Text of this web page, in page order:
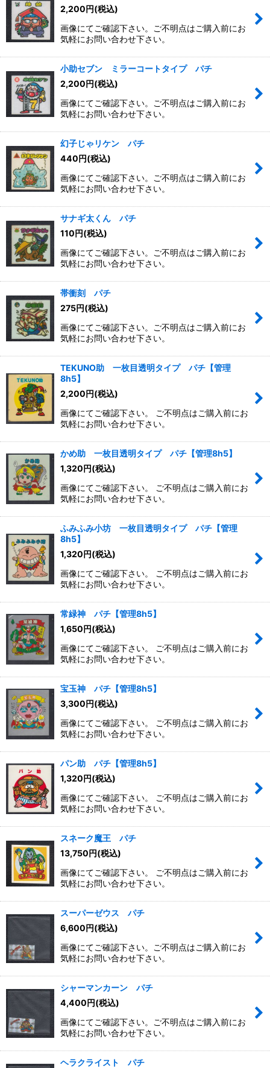
2,200円(税込)
画像にてご確認下さい。ご不明点はご購入前にお
気軽にお問い合わせ下さい。
小助セブン ミラーコートタイプ パチ
2,200円(税込)
画像にてご確認下さい。ご不明点はご購入前にお
気軽にお問い合わせ下さい。
幻子じゃリケン パチ
440円(税込)
画像にてご確認下さい。ご不明点はご購入前にお
気軽にお問い合わせ下さい。
サナギ太くん パチ
110円(税込)
画像にてご確認下さい。ご不明点はご購入前にお
気軽にお問い合わせ下さい。
帯衝刻 パチ
275円(税込)
画像にてご確認下さい。ご不明点はご購入前にお
気軽にお問い合わせ下さい。
TEKUNO助 一枚目透明タイプ パチ【管理
8h5】
2,200円(税込)
画像にてご確認下さい。 ご不明点はご購入前にお
気軽にお問い合わせ下さい。
かめ助 一枚目透明タイプ パチ【管理8h5】
1,320円(税込)
画像にてご確認下さい。 ご不明点はご購入前にお
気軽にお問い合わせ下さい。
ふみふみ小坊 一枚目透明タイプ パチ【管理
8h5】
1,320円(税込)
画像にてご確認下さい。 ご不明点はご購入前にお
気軽にお問い合わせ下さい。
常緑神 パチ【管理8h5】
1,650円(税込)
画像にてご確認下さい。 ご不明点はご購入前にお
気軽にお問い合わせ下さい。
宝玉神 パチ【管理8h5】
3,300円(税込)
画像にてご確認下さい。 ご不明点はご購入前にお
気軽にお問い合わせ下さい。
パン助 パチ【管理8h5】
1,320円(税込)
画像にてご確認下さい。 ご不明点はご購入前にお
気軽にお問い合わせ下さい。
スネーク魔王 パチ
13,750円(税込)
画像にてご確認下さい。 ご不明点はご購入前にお
気軽にお問い合わせ下さい。
スーパーゼウス パチ
6,600円(税込)
画像にてご確認下さい。ご不明点はご購入前にお
気軽にお問い合わせ下さい。
シャーマンカーン パチ
4,400円(税込)
画像にてご確認下さい。ご不明点はご購入前にお
気軽にお問い合わせ下さい。
ヘラクライスト パチ